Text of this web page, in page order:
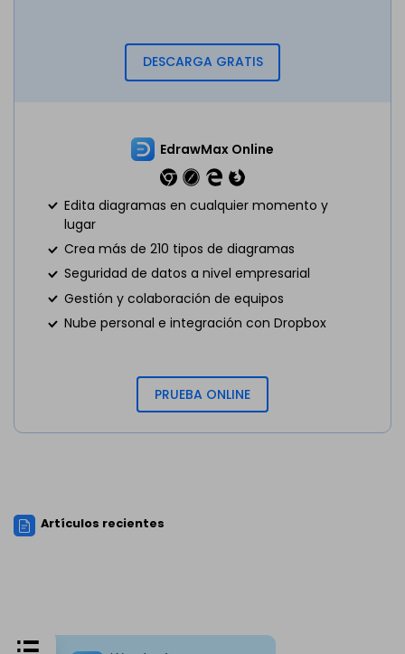
DESCARGA GRATIS
EdrawMax Online
Edita diagramas en cualquier momento y
lugar
Crea más de 210 tipos de diagramas
Seguridad de datos a nivel empresarial
Gestión y colaboración de equipos
Nube personal e integración con Dropbox
PRUEBA ONLINE
Artículos recientes